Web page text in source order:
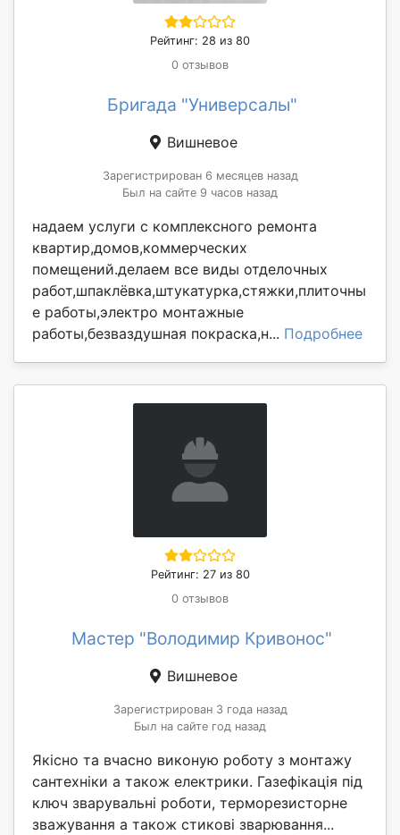
Рейтинг: 28 из 80
0 отзывов
Бригада "Универсалы"
Вишневое
Зарегистрирован 6 месяцев назад
Был на сайте 9 часов назад
надаем услуги с комплексного ремонта
квартир,домов,коммерческих
помещений.делаем все виды отделочных
работ,шпаклёвка,штукатурка,стяжки,плиточны
е работы,электро монтажные
работы,безваздушная покраска,н... Подробнее
Рейтинг: 27 из 80
0 отзывов
Мастер "Володимир Кривонос"
Вишневое
Зарегистрирован 3 года назад
Был на сайте год назад
Якісно та вчасно виконую роботу з монтажу
сантехніки а також електрики. Газефікація під
ключ зварувальні роботи, терморезисторне
зважування а також стикові зварювання...